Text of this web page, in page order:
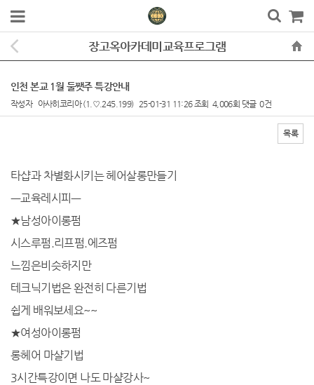
장고옥아카데미교육프로그램
인천 본교 1월 둘쨋주 특강안내
작성자 아사히코리아(1.♡.245.199) 25-01-31 11:26조회 4,006회 댓글 0건
목록
타샵과 차별화시키는 헤어살롱만들기
ㅡ교육레시피ㅡ
★남성아이롱펌
시스루펌.리프펌.에즈펌
느낌은비슷하지만
테크닉기법은 완전히 다른기법
쉽게 배워보세요~~
★여성아이롱펌
롱헤어 마샬기법
3시간특강이면 나도 마샬강사~